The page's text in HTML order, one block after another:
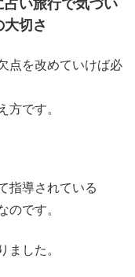
い旅行で気づい
切さ
点を改めていけば必
方です。
指導されている
のです。
ました。